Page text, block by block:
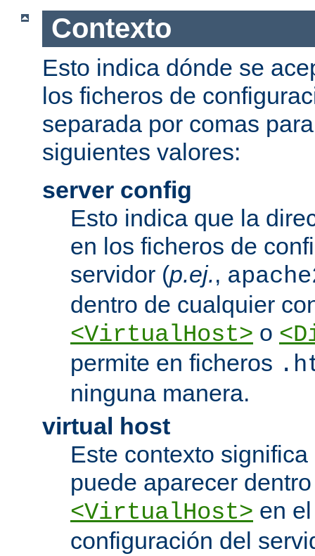
Contexto
Esto indica dónde se
los ficheros de
separada por comas
siguientes valores:
server config
Esto indica que la
en los ficheros de
servidor (p.ej.,
dentro de cualquier
<VirtualHost> o
permite en ficheros
ninguna manera.
virtual host
Este contexto
puede aparecer
<VirtualHost> en
configuración del